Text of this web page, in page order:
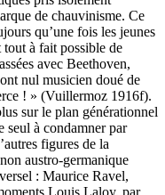
de chauvinisme. Ce
qu’une fois les jeunes
à fait possible de
avec Beethoven,
nul musicien doué de
! » (Vuillermoz 1916f).
sur le plan générationnel
seul à condamner par
figures de la
austro-germanique
: Maurice Ravel,
Louis Laloy, par